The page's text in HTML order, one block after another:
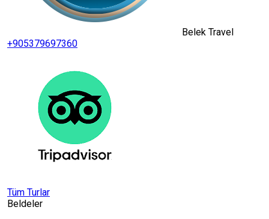
Belek Travel
+905379697360
Tüm Turlar
Beldeler